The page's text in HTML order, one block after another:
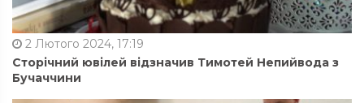
2 Лютого 2024, 17:19
Сторічний ювілей відзначив Тимотей Непийвода з
Бучаччини